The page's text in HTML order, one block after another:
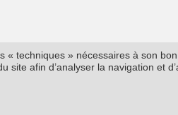
« techniques » nécessaires à son
site afin d’analyser la navigation et